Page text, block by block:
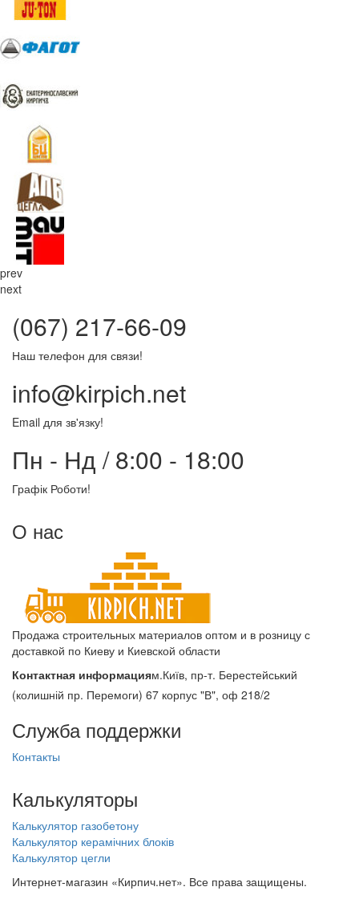
prev
next
(067) 217-66-09
Наш телефон для связи!
info@kirpich.net
Email для зв'язку!
Пн - Нд / 8:00 - 18:00
Графік Роботи!
О нас
Продажа строительных материалов оптом и в розницу с
доставкой по Киеву и Киевской области
Контактная информациям.Київ, пр-т. Берестейський
(колишній пр. Перемоги) 67 корпус "В", оф 218/2
Служба поддержки
Контакты
Калькуляторы
Калькулятор газобетону
Калькулятор керамічних блоків
Калькулятор цегли
Интернет-магазин «Кирпич.нет». Все права защищены.